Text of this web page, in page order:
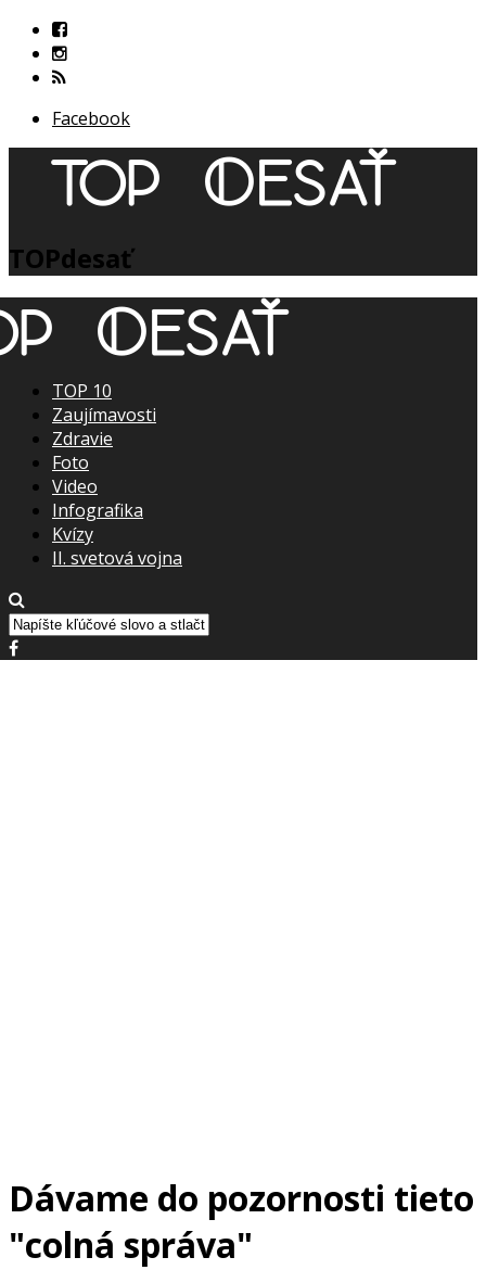
Facebook
TOPdesať
TOP 10
Zaujímavosti
Zdravie
Foto
Video
Infografika
Kvízy
II. svetová vojna
Dávame do pozornosti tieto
"colná správa"